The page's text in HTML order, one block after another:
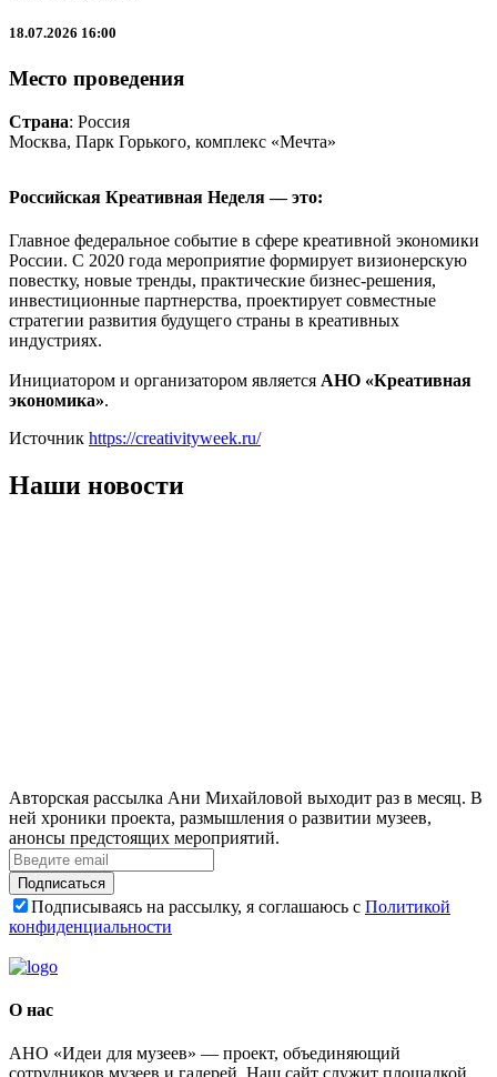
18.07.2026 16:00
Место проведения
Страна: Россия
Москва, Парк Горького, комплекс «Мечта»
Российская Креативная Неделя — это:
Главное федеральное событие в сфере креативной экономики
России. С 2020 года мероприятие формирует визионерскую
повестку, новые тренды, практические бизнес-решения,
инвестиционные партнерства, проектирует совместные
стратегии развития будущего страны в креативных
индустриях.
Инициатором и организатором является АНО «Креативная
экономика».
Источник https://creativityweek.ru/
Наши новости
Авторская рассылка Ани Михайловой выходит раз в месяц. В
ней хроники проекта, размышления о развитии музеев,
анонсы предстоящих мероприятий.
Подписаться
Подписываясь на рассылку, я соглашаюсь с Политикой
конфиденциальности
О нас
АНО «Идеи для музеев» — проект, объединяющий